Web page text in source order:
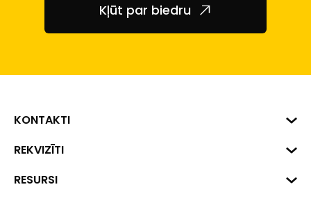
Kļūt par biedru
KONTAKTI
Biznesa centrs "VERDE" Roberta
1045
REKVIZĪTI
Reģ. Nr. 40008002175
RESURSI